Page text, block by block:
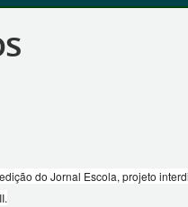
do Jornal Escola, projeto